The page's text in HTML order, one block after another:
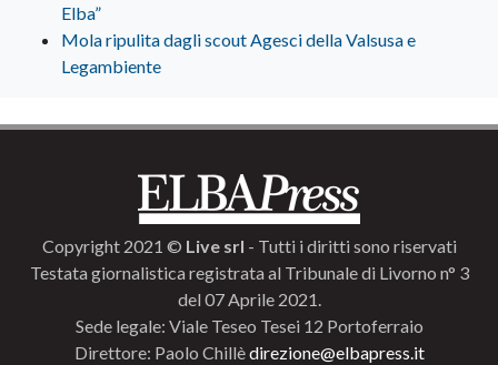
Elba”
Mola ripulita dagli scout Agesci della Valsusa e
Legambiente
Copyright 2021 © Live srl - Tutti i diritti sono riservati
Testata giornalistica registrata al Tribunale di Livorno n° 3
del 07 Aprile 2021.
Sede legale: Viale Teseo Tesei 12 Portoferraio
Direttore: Paolo Chillèdirezione@elbapress.it